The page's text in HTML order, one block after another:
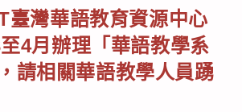
臺灣華語教育資源中心
4月辦理「華語教學系
請相關華語教學人員踴